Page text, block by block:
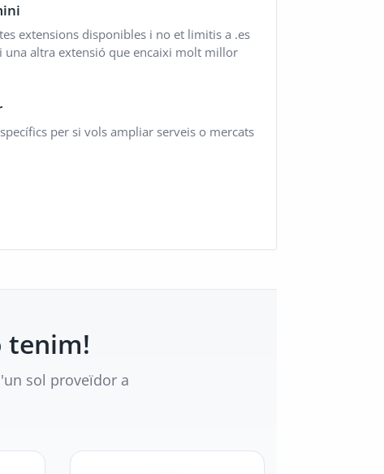
extensions disponibles i no et limitis a .es
una altra extensió que encaixi molt millor
per si vols ampliar serveis o mercats
tenim!
sol proveïdor a